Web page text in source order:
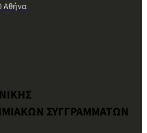
Αθήνα
ΣΥΓΓΡΑΜΜΑΤΩΝ